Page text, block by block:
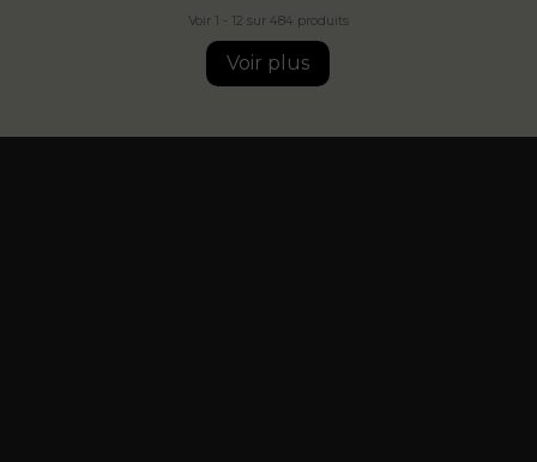
Voir 1 - 12 sur 484 produits
Voir plus